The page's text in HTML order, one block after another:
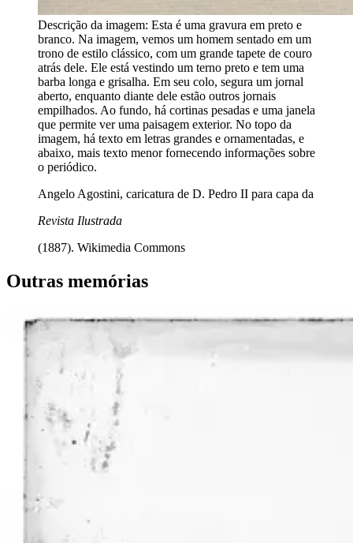
Descrição da imagem: Esta é uma gravura em preto e
branco. Na imagem, vemos um homem sentado em um
trono de estilo clássico, com um grande tapete de couro
atrás dele. Ele está vestindo um terno preto e tem uma
barba longa e grisalha. Em seu colo, segura um jornal
aberto, enquanto diante dele estão outros jornais
empilhados. Ao fundo, há cortinas pesadas e uma janela
que permite ver uma paisagem exterior. No topo da
imagem, há texto em letras grandes e ornamentadas, e
abaixo, mais texto menor fornecendo informações sobre
o periódico.
Angelo Agostini, caricatura de D. Pedro II para capa da
Revista Ilustrada
(1887). Wikimedia Commons
Outras memórias